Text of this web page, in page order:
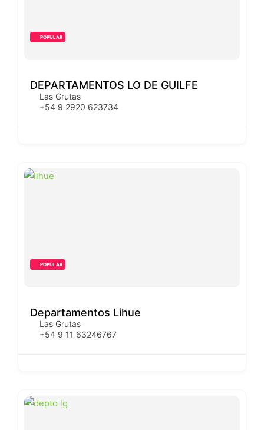
POPULAR
DEPARTAMENTOS LO DE GUILFE
Las Grutas
+54 9 2920 623734
POPULAR
Departamentos Lihue
Las Grutas
+54 9 11 63246767